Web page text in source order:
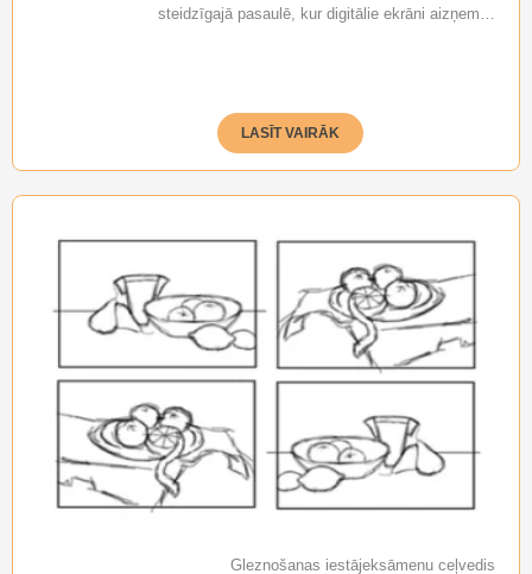
steidzīgajā pasaulē, kur digitālie ekrāni aizņem…
LASĪT VAIRĀK
Gleznošanas iestājeksāmenu ceļvedis